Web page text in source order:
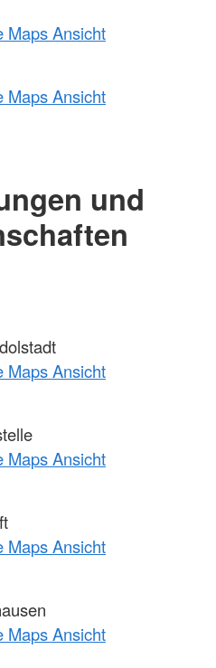
Maps Ansicht
Maps Ansicht
und
Maps Ansicht
Maps Ansicht
Maps Ansicht
Maps Ansicht